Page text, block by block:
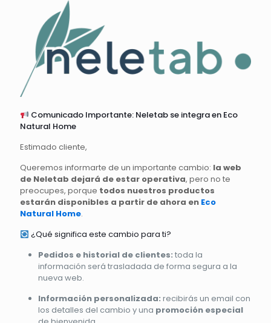
Comunicado Importante: Neletab se integra en Eco
Natural Home
Estimado cliente,
Queremos informarte de un importante cambio: la web
de Neletab dejará de estar operativa, pero no te
preocupes, porque todos nuestros productos
estarán disponibles a partir de ahora en Eco
Natural Home.
¿Qué significa este cambio para ti?
Pedidos e historial de clientes: toda la
información será trasladada de forma segura a la
nueva web.
Información personalizada: recibirás un email con
los detalles del cambio y una promoción especial